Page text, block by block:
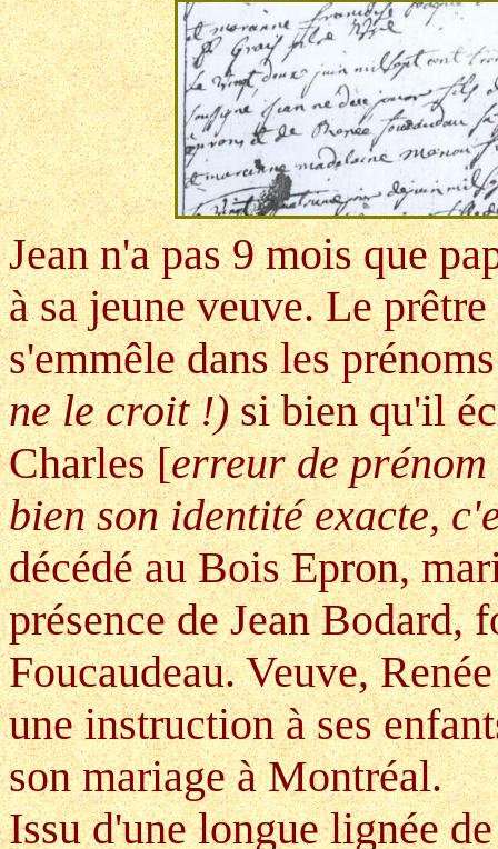
Jean n'a pas 9 mois que
à sa jeune veuve. Le
s'emmêle dans les
ne le croit !)si bien qu'il
Charles [erreur de
bien son identité exacte,
décédé au Bois Epron,
présence de Jean Bodard,
Foucaudeau. Veuve,
une instruction à ses
son mariage à Montréal.
Issu d'une longue lignée